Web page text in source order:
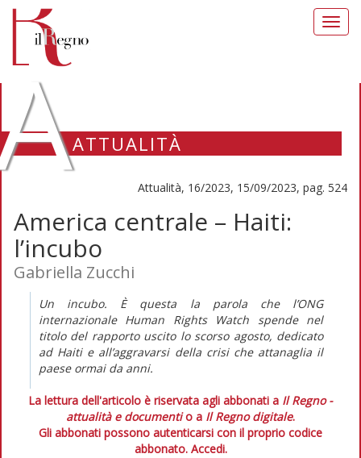
ATTUALITÀ
Attualità, 16/2023, 15/09/2023, pag. 524
America centrale – Haiti:
l’incubo
Gabriella Zucchi
Un incubo. È questa la parola che l’ONG
internazionale Human Rights Watch spende nel
titolo del rapporto uscito lo scorso agosto, dedicato
ad Haiti e all’aggravarsi della crisi che attanaglia il
paese ormai da anni.
La lettura dell'articolo è riservata agli abbonati a Il Regno -
attualità e documentio a Il Regno digitale.
Gli abbonati possono autenticarsi con il proprio codice
abbonato. Accedi.